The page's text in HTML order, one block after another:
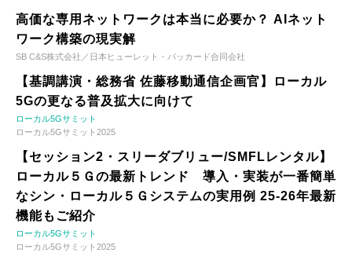
高価な専用ネットワークは本当に必要か？ AIネット
ワーク構築の現実解
SB C&S株式会社／日本ヒューレット・パッカード合同会社
【基調講演・総務省 佐藤移動通信企画官】ローカル
5Gの更なる普及拡大に向けて
ローカル5Gサミット
ローカル5Gサミット2025
【セッション2・スリーダブリュー/SMFLレンタル】
ローカル５Ｇの最新トレンド 導入・実装が一番簡単
なシン・ローカル５Ｇシステムの実用例 25-26年最新
機能もご紹介
ローカル5Gサミット
ローカル5Gサミット2025